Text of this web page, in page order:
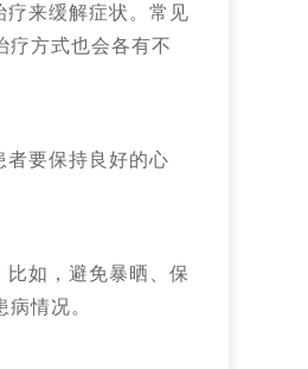
疗来缓解症状。常见
疗方式也会各有不
者要保持良好的心
如，避免暴晒、保
情况。